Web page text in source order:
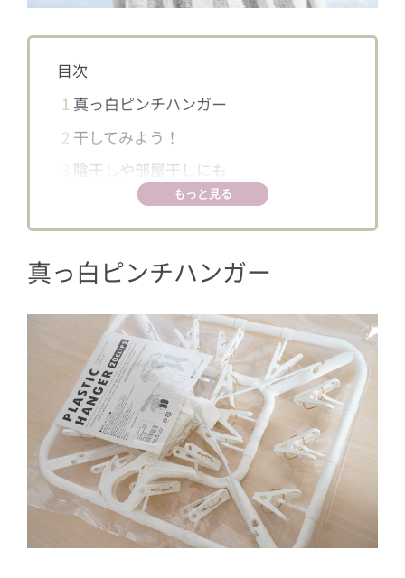
目次
1 真っ白ピンチハンガー
2 干してみよう！
陰干しや部屋干しにも
もっと見る
真っ白ピンチハンガー